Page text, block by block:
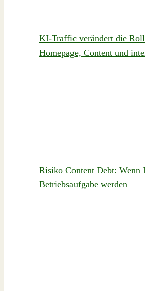
KI-Traffic verändert die
Homepage, Content und
Risiko Content Debt: Wenn
Betriebsaufgabe werden